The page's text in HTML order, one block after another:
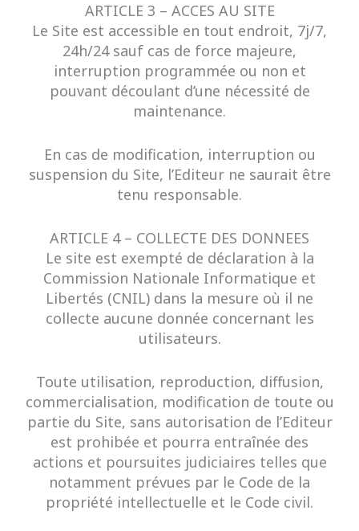
ARTICLE 3 – ACCES AU SITE
Le Site est accessible en tout endroit, 7j/7,
24h/24 sauf cas de force majeure,
interruption programmée ou non et
pouvant découlant d’une nécessité de
maintenance.
En cas de modification, interruption ou
suspension du Site, l’Editeur ne saurait être
tenu responsable.
ARTICLE 4 – COLLECTE DES DONNEES
Le site est exempté de déclaration à la
Commission Nationale Informatique et
Libertés (CNIL) dans la mesure où il ne
collecte aucune donnée concernant les
utilisateurs.
Toute utilisation, reproduction, diffusion,
commercialisation, modification de toute ou
partie du Site, sans autorisation de l’Editeur
est prohibée et pourra entraînée des
actions et poursuites judiciaires telles que
notamment prévues par le Code de la
propriété intellectuelle et le Code civil.